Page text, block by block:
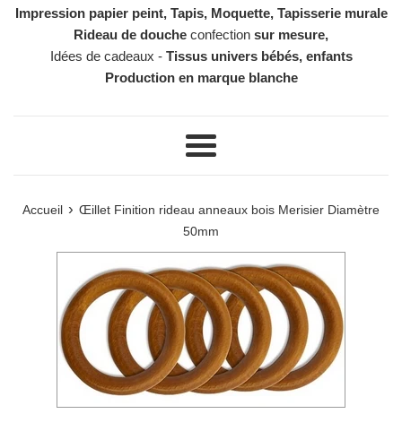
Impression papier peint, Tapis, Moquette, Tapisserie murale
Rideau de douche confection sur mesure,
Idées de cadeaux - Tissus univers bébés, enfants
Production en marque blanche
Menu
Accueil › Œillet Finition rideau anneaux bois Merisier Diamètre
50mm